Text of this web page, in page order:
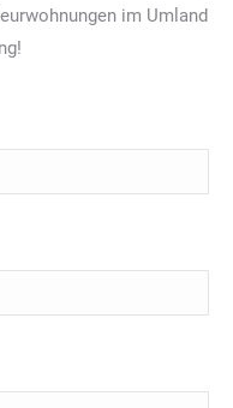
im Umland